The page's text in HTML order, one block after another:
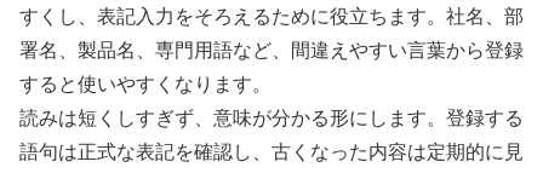
すくし、表記入力をそろえるために役立ちます。社名、部
署名、製品名、専門用語など、間違えやすい言葉から登録
すると使いやすくなります。
読みは短くしすぎず、意味が分かる形にします。登録する
語句は正式な表記を確認し、古くなった内容は定期的に見